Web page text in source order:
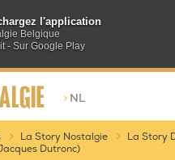
l'application
Belgique
- Sur Google Play
> NL
La Story Nostalgie
La Story
Dutronc)